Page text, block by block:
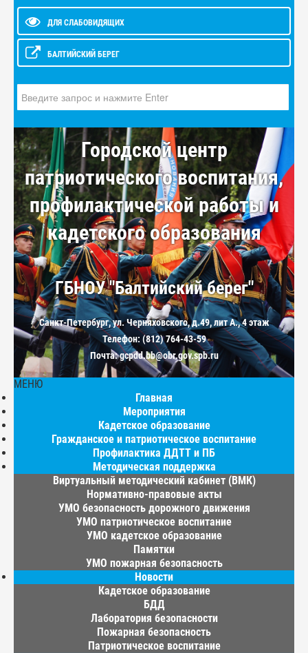
ДЛЯ СЛАБОВИДЯЩИХ
БАЛТИЙСКИЙ БЕРЕГ
Городской центр
патриотического воспитания,
профилактической работы и
кадетского образования
ГБНОУ "Балтийский берег"
Санкт-Петербург, ул. Черняховского, д.49, лит А., 4 этаж
Телефон: (812) 764-43-59
Почта: gcpdd.bb@obr.gov.spb.ru
МЕНЮ
Главная
Мероприятия
Кадетское образование
Гражданское и патриотическое воспитание
Профилактика ДДТТ и ПБ
Методическая поддержка
Виртуальный методический кабинет (ВМК)
Нормативно-правовые акты
УМО безопасность дорожного движения
УМО патриотическое воспитание
УМО кадетское образование
Памятки
УМО пожарная безопасность
Новости
Кадетское образование
БДД
Лаборатория безопасности
Пожарная безопасность
Патриотическое воспитание